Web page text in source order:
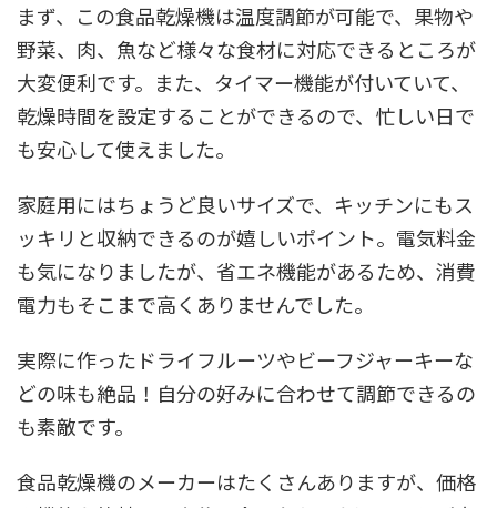
まず、この食品乾燥機は温度調節が可能で、果物や
野菜、肉、魚など様々な食材に対応できるところが
大変便利です。また、タイマー機能が付いていて、
乾燥時間を設定することができるので、忙しい日で
も安心して使えました。
家庭用にはちょうど良いサイズで、キッチンにもス
ッキリと収納できるのが嬉しいポイント。電気料金
も気になりましたが、省エネ機能があるため、消費
電力もそこまで高くありませんでした。
実際に作ったドライフルーツやビーフジャーキーな
どの味も絶品！自分の好みに合わせて調節できるの
も素敵です。
食品乾燥機のメーカーはたくさんありますが、価格